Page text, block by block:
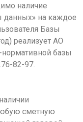
наличие
данных» на каждое
Базы
реализует АО
нормативной базы
82-97.
сметную